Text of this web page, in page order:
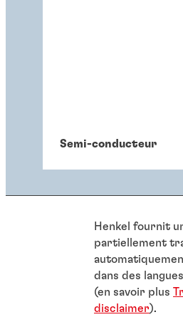
Semi-conducteur
Henkel fournit
partiellement
dans des
(en savoir plus
disclaimer).